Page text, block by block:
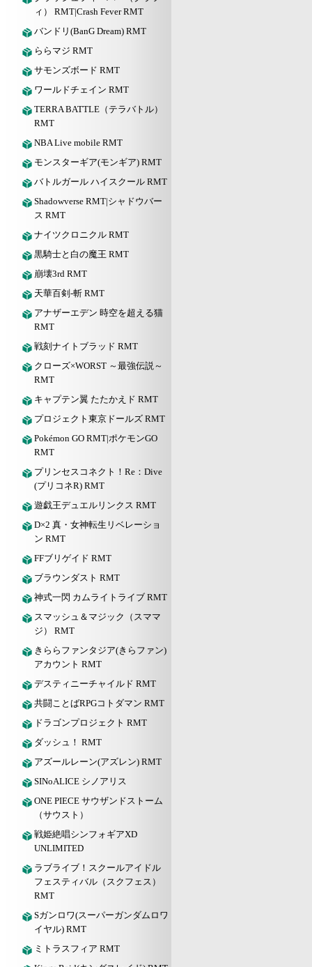
ィ） RMT|Crash Fever RMT
バンドリ(BanG Dream) RMT
ららマジ RMT
サモンズボード RMT
ワールドチェイン RMT
TERRA BATTLE（テラバトル）
RMT
NBA Live mobile RMT
モンスターギア(モンギア) RMT
バトルガール ハイスクール RMT
Shadowverse RMT|シャドウバー
ス RMT
ナイツクロニクル RMT
黒騎士と白の魔王 RMT
崩壊3rd RMT
天華百剣-斬 RMT
アナザーエデン 時空を超える猫
RMT
戦刻ナイトブラッド RMT
クローズ×WORST ～最強伝説～
RMT
キャプテン翼 たたかえド RMT
プロジェクト東京ドールズ RMT
Pokémon GO RMT|ポケモンGO
RMT
プリンセスコネクト！Re：Dive
(プリコネR) RMT
遊戯王デュエルリンクス RMT
D×2 真・女神転生リベレーショ
ン RMT
FFブリゲイド RMT
ブラウンダスト RMT
神式一閃 カムライトライブ RMT
スマッシュ＆マジック（スママ
ジ） RMT
きららファンタジア(きらファン)
アカウント RMT
デスティニーチャイルド RMT
共闘ことばRPGコトダマン RMT
ドラゴンプロジェクト RMT
ダッシュ！ RMT
アズールレーン(アズレン) RMT
SINoALICE シノアリス
ONE PIECE サウザンドストーム
（サウスト）
戦姫絶唱シンフォギアXD
UNLIMITED
ラブライブ！スクールアイドル
フェスティバル（スクフェス）
RMT
Sガンロワ(スーパーガンダムロワ
イヤル) RMT
ミトラスフィア RMT